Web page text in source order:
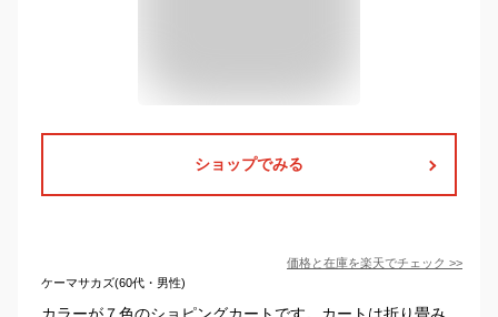
ショップでみる
価格と在庫を楽天でチェック >>
ケーマサカズ(60代・男性)